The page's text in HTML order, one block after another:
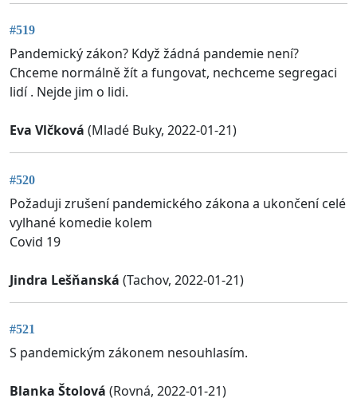
#519
Pandemický zákon? Když žádná pandemie není?
Chceme normálně žít a fungovat, nechceme segregaci
lidí . Nejde jim o lidi.
Eva Vlčková (Mladé Buky, 2022-01-21)
#520
Požaduji zrušení pandemického zákona a ukončení celé
vylhané komedie kolem
Covid 19
Jindra Lešňanská (Tachov, 2022-01-21)
#521
S pandemickým zákonem nesouhlasím.
Blanka Štolová (Rovná, 2022-01-21)